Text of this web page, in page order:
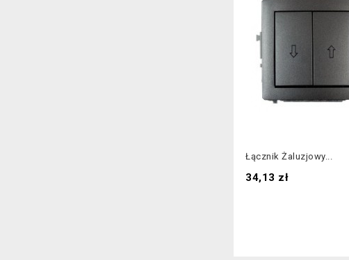
Łącznik Żaluzjowy...
Cena
34,13 zł